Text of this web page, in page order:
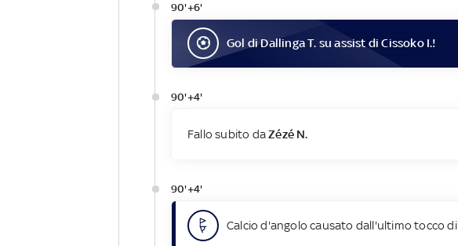
90'+6'
Gol diDallinga T. su assist diCissoko I.!
90'+4'
Fallo subito daZézé N.
90'+4'
Calcio d'angolo causato dall'ultimo tocco di